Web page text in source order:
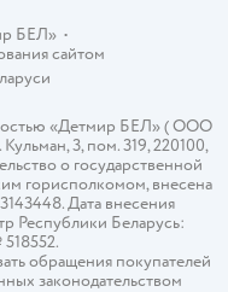
БЕЛ»•
сайтом
«Детмир БЕЛ» ( ООО
3, пом. 319, 220100,
о государственной
горисполкомом, внесена
Дата внесения
Республики Беларусь:
обращения покупателей
законодательством